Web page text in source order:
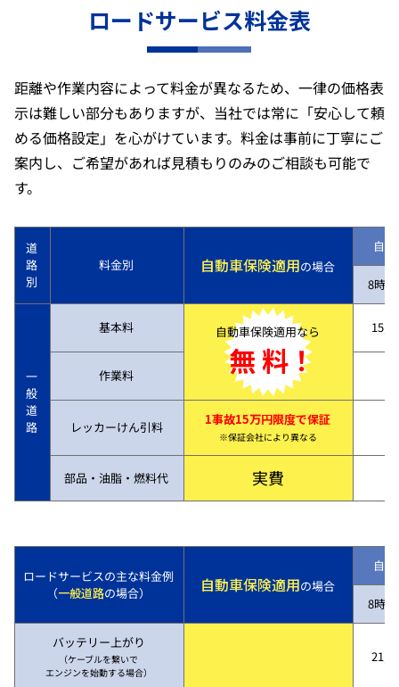
ロードサービス料金表
距離や作業内容によって料金が異なるため、一律の価格表
示は難しい部分もありますが、当社では常に「安心して頼
める価格設定」を心がけています。料金は事前に丁寧にご
案内し、ご希望があれば見積もりのみのご相談も可能で
す。
道
路
別
料金別 自動車保険適用の場合
自
8時
一
般
道
路
基本料 自動車保険適用なら
無 料！
作業料
レッカーけん引料 1事故15万円限度で保証
※保証会社により異なる
部品・油脂・燃料代 実費
ロードサービスの主な料金例
（一般道路の場合） 自動車保険適用の場合
自
8時
バッテリー上がり
（ケーブルを繋いで
エンジンを始動する場合）